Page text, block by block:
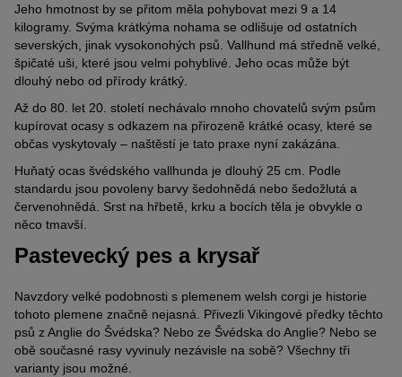
Jeho hmotnost by se přitom měla pohybovat mezi 9 a 14
kilogramy. Svýma krátkýma nohama se odlišuje od ostatních
severských, jinak vysokonohých psů. Vallhund má středně velké,
špičaté uši, které jsou velmi pohyblivé. Jeho ocas může být
dlouhý nebo od přírody krátký.
Až do 80. let 20. století nechávalo mnoho chovatelů svým psům
kupírovat ocasy s odkazem na přirozeně krátké ocasy, které se
občas vyskytovaly – naštěstí je tato praxe nyní zakázána.
Huňatý ocas švédského vallhunda je dlouhý 25 cm. Podle
standardu jsou povoleny barvy šedohnědá nebo šedožlutá a
červenohnědá. Srst na hřbetě, krku a bocích těla je obvykle o
něco tmavší.
Pastevecký pes a krysař
Navzdory velké podobnosti s plemenem welsh corgi je historie
tohoto plemene značně nejasná. Přivezli Vikingové předky těchto
psů z Anglie do Švédska? Nebo ze Švédska do Anglie? Nebo se
obě současné rasy vyvinuly nezávisle na sobě? Všechny tři
varianty jsou možné.